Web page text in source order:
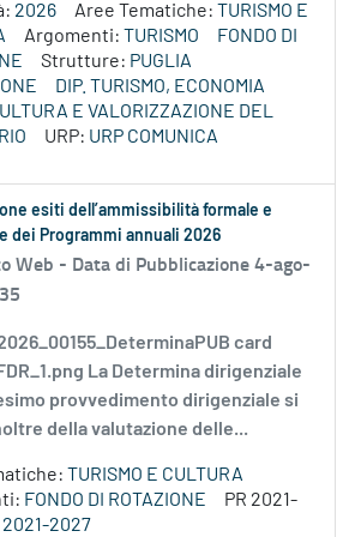
2026 Aree Tematiche: TURISMO E
Argomenti: TURISMO
FONDO DI
Strutture: PUGLIA
DIP. TURISMO, ECONOMIA
E VALORIZZAZIONE DEL
URP: URP COMUNICA
esiti dell’ammissibilità formale e
dei Programmi annuali 2026
Web - Data di Pubblicazione 4-ago-
card
La Determina dirigenziale
provvedimento dirigenziale si
della valutazione delle...
TURISMO E CULTURA
FONDO DI ROTAZIONE
PR 2021-
2021-2027